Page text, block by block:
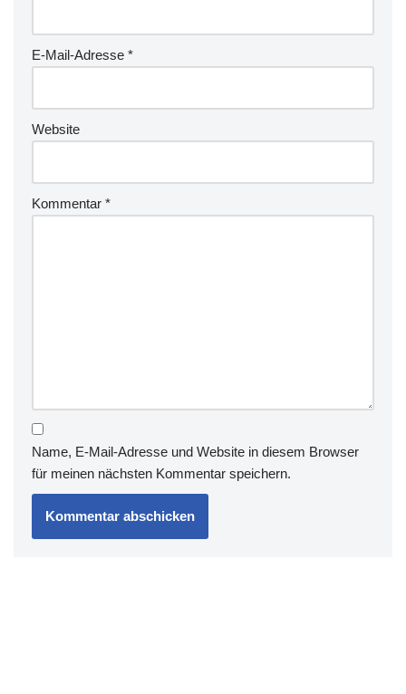
E-Mail-Adresse *
Website
Kommentar *
Name, E-Mail-Adresse und Website in diesem Browser
für meinen nächsten Kommentar speichern.